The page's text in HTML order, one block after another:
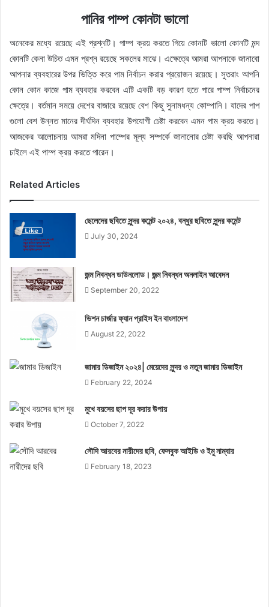
পানির পাম্প কোনটা ভালো
অনেকের মধ্যে রয়েছে এই প্রশ্নটি। পাম্প ক্রয় করতে গিয়ে কোনটি ভালো কোনটি মন্দ
কোনটি কেনা উচিত এমন প্রশ্ন রয়েছে সকলের মাঝে। এক্ষেত্রে আমরা আপনাকে জানাবো
আপনার ব্যবহারের উপর ভিত্তি করে পাম নির্বাচন করার প্রয়োজন রয়েছে। সুতরাং আপনি
কোন কোন কাজে পাম ব্যবহার করবেন এটি একটি বড় কারণ হতে পারে পাম্প নির্বাচনের
ক্ষেত্রে। বর্তমান সময়ে দেশের বাজারে রয়েছে বেশ কিছু সুনামধন্য কোম্পানি। যাদের পাপ
গুলো বেশ উন্নত মানের দীর্ঘদিন ব্যবহার উপযোগী চেষ্টা করবেন এমন পাম ক্রয় করতে।
আজকের আলোচনায় আমরা মদিনা পাম্পের মূল্য সম্পর্কে জানানোর চেষ্টা করছি আপনারা
চাইলে এই পাম্প ক্রয় করতে পারেন।
Related Articles
ছেলেদের ছবিতে সুন্দর কমেন্ট ২০২৪, বন্ধুর ছবিতে সুন্দর কমেন্ট
July 30, 2024
জন্ম নিবন্ধন ডাউনলোড। জন্ম নিবন্ধন অনলাইন আবেদন
September 20, 2022
ভিশন চার্জার ফ্যান প্রাইস ইন বাংলাদেশ
August 22, 2022
জামার ডিজাইন ২০২৪| মেয়েদের সুন্দর ও নতুন জামার ডিজাইন
February 22, 2024
মুখে বয়সের ছাপ দূর করার উপায়
October 7, 2022
সৌদি আরবের নারীদের ছবি, ফেসবুক আইডি ও ইমু নাম্বার
February 18, 2023